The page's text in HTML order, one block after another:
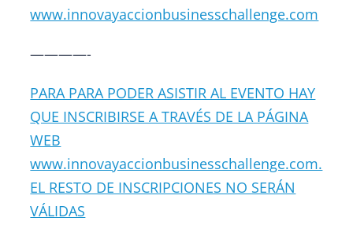
www.innovayaccionbusinesschallenge.com
————-
PARA PARA PODER ASISTIR AL EVENTO HAY
QUE INSCRIBIRSE A TRAVÉS DE LA PÁGINA
WEB
www.innovayaccionbusinesschallenge.com.
EL RESTO DE INSCRIPCIONES NO SERÁN
VÁLIDAS